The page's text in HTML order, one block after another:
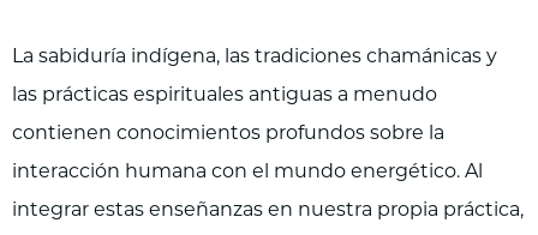
La sabiduría indígena, las tradiciones chamánicas y
las prácticas espirituales antiguas a menudo
contienen conocimientos profundos sobre la
interacción humana con el mundo energético. Al
integrar estas enseñanzas en nuestra propia práctica,